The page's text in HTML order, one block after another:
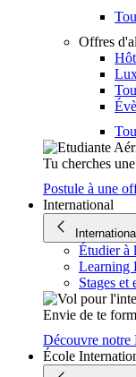
Offres
Tu cherches
Postule à une
International
International
Étudier à
Learning
Stages et
Envie de te
Découvre notre
École